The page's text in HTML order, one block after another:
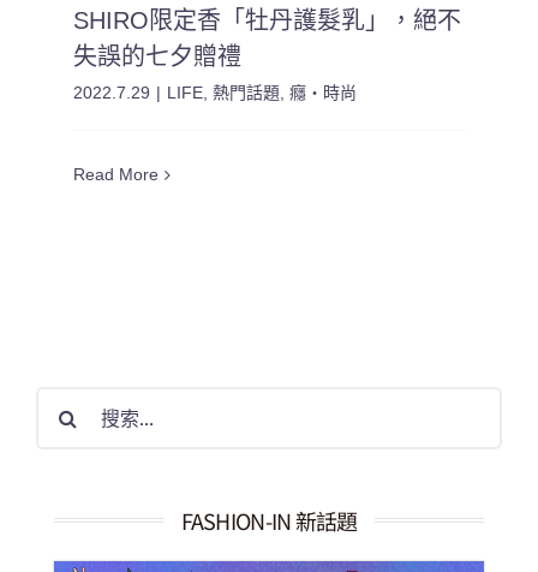
SHIRO限定香「牡丹護髮乳」，絕不
失誤的七夕贈禮
2022.7.29 | LIFE,熱門話題,癮・時尚
Read More
果：
FASHION-IN 新話題